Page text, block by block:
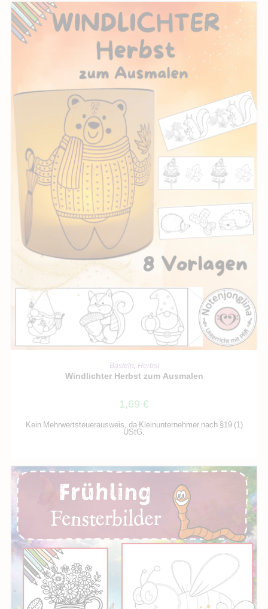
IN DEN WARENKORB
Basteln, Herbst
Windlichter Herbst zum Ausmalen
1,69 €
Kein Mehrwertsteuerausweis, da Kleinunternehmer nach §19 (1)
UStG.